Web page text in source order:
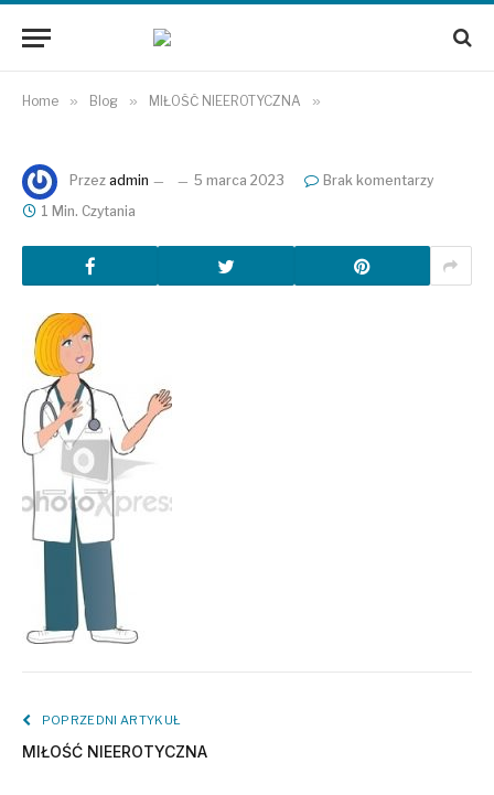
Home » Blog » MIŁOŚĆ NIEEROTYCZNA »
Przez admin 5 marca 2023
Brak komentarzy
1 Min. Czytania
POPRZEDNI ARTYKUŁ
MIŁOŚĆ NIEEROTYCZNA